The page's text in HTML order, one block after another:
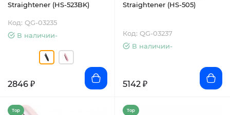
Straightener (HS-523BK)
Код: QG-03235
В наличии-
2846 ₽
Straightener (HS-505)
Код: QG-03237
В наличии-
5142 ₽
Top Top